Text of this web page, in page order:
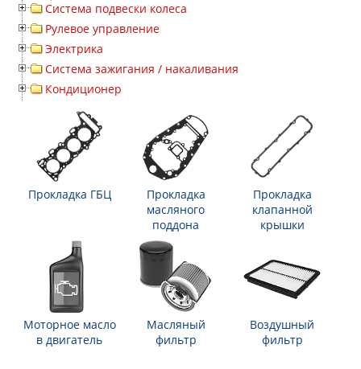
Система подвески колеса
Рулевое управление
Электрика
Система зажигания / накаливания
Кондиционер
Прокладка ГБЦ
Прокладка
масляного
поддона
Прокладка
клапанной
крышки
Моторное масло
в двигатель
Масляный
фильтр
Воздушный
фильтр